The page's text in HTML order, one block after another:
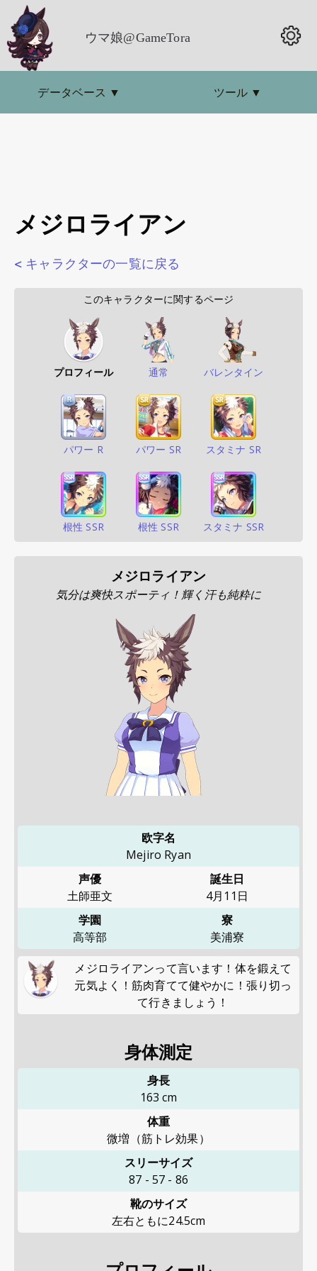
ウマ娘@GameTora
データベース ▼ ツール ▼
メジロライアン
< キャラクターの一覧に戻る
        このキャラクターに関するページ
プロフィール 通常 バレンタイン
パワー R パワー SR スタミナ SR
根性 SSR 根性 SSR スタミナ SSR
メジロライアン
気分は爽快スポーティ！輝く汗も純粋に
欧字名
Mejiro Ryan
声優
土師亜文
誕生日
4月11日
学園
高等部
寮
美浦寮
メジロライアンって言います！体を鍛えて
元気よく！筋肉育てて健やかに！張り切っ
て行きましょう！
身体測定
身長
163 cm
体重
微増（筋トレ効果）
スリーサイズ
87 - 57 - 86
靴のサイズ
左右ともに24.5cm